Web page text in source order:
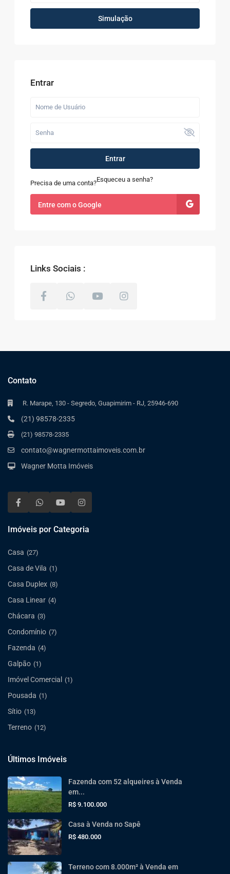
Simulação
Entrar
Entrar
Precisa de uma conta?Esqueceu a senha?
Entre com o Google
Links Sociais :
Contato
R. Marape, 130 - Segredo, Guapimirim - RJ, 25946-690
(21) 98578-2335
(21) 98578-2335
contato@wagnermottaimoveis.com.br
Wagner Motta Imóveis
Imóveis por Categoria
Casa (27)
Casa de Vila (1)
Casa Duplex (8)
Casa Linear (4)
Chácara (3)
Condomínio (7)
Fazenda (4)
Galpão (1)
Imóvel Comercial (1)
Pousada (1)
Sítio (13)
Terreno (12)
Últimos Imóveis
Fazenda com 52 alqueires à Venda
em...
R$ 9.100.000
Casa à Venda no Sapê
R$ 480.000
Terreno com 8.000m² à Venda em